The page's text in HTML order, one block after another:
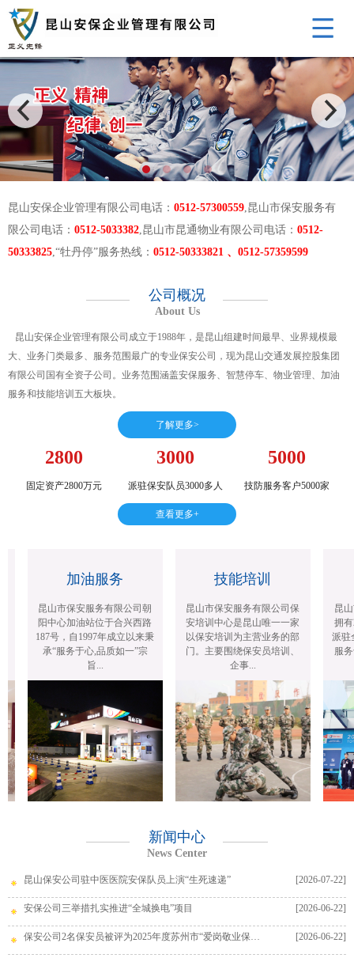
昆山安保企业管理有限公司电话： 0512-57300559,昆山市保安服务有
限公司电话： 0512-5033382,昆山市昆通物业有限公司电话： 0512-
50333825,“牡丹停”服务热线： 0512-50333821 、0512-57359599
公司概况
About Us
昆山安保企业管理有限公司成立于1988年，是昆山组建时间最早、业界规模最
大、业务门类最多、服务范围最广的专业保安公司，现为昆山交通发展控股集团
有限公司国有全资子公司。业务范围涵盖安保服务、智慧停车、物业管理、加油
服务和技能培训五大板块。
了解更多>
2800
固定资产2800万元
3000
派驻保安队员3000多人
5000
技防服务客户5000家
查看更多+
加油服务
昆山市保安服务有限公司朝
阳中心加油站位于合兴西路
187号，自1997年成立以来秉
承“服务于心,品质如一”宗
旨...
技能培训
昆山市保安服务有限公司保
安培训中心是昆山唯一一家
以保安培训为主营业务的部
门。主要围绕保安员培训、
企事...
昆山
拥有
派驻
服务
新闻中心
News Center
昆山保安公司驻中医医院安保队员上演“生死速递” [2026-07-22]
安保公司三举措扎实推进“全城换电”项目 [2026-06-22]
保安公司2名保安员被评为2025年度苏州市“爱岗敬业保安员” [2026-06-22]